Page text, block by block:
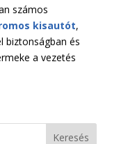
számos
kisautót,
biztonságban és
a vezetés